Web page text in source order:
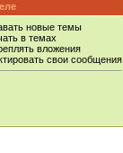
новые темы
в темах
вложения
свои сообщения